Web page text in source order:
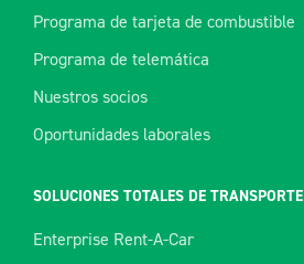
Programa de tarjeta de combustible
Programa de telemática
Nuestros socios
Oportunidades laborales
SOLUCIONES TOTALES DE TRANSPORTE
Enterprise Rent-A-Car